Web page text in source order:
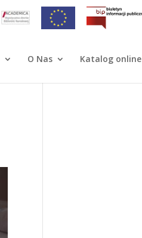
O Nas Katalog online